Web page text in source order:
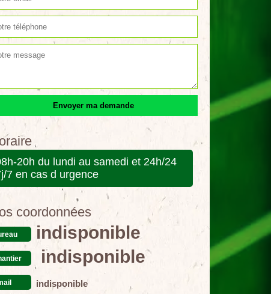
20h du lundi au samedi et 24h/24
7 en cas d urgence
coordonnées
indisponible
indisponible
indisponible